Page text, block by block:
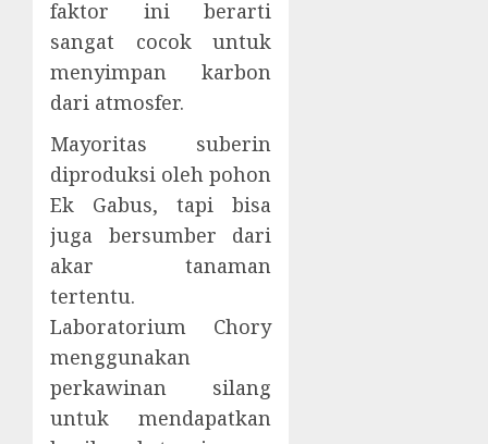
faktor ini berarti
sangat cocok untuk
menyimpan karbon
dari atmosfer.
Mayoritas suberin
diproduksi oleh pohon
Ek Gabus, tapi bisa
juga bersumber dari
akar tanaman
tertentu.
Laboratorium Chory
menggunakan
perkawinan silang
untuk mendapatkan